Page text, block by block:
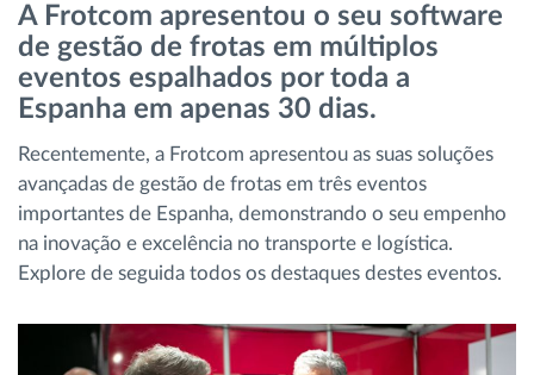
Controlo de acesso
Gestão de Combustível
Planeamento e monitorização de rotas
Identificação automática de condutores
Ver todas as funcionalidades
A Frotcom apresentou o seu software
de gestão de frotas em múltiplos
eventos espalhados por toda a
Espanha em apenas 30 dias.
Recentemente, a Frotcom apresentou as suas soluções
avançadas de gestão de frotas em três eventos
importantes de Espanha, demonstrando o seu empenho
na inovação e excelência no transporte e logística.
Explore de seguida todos os destaques destes eventos.